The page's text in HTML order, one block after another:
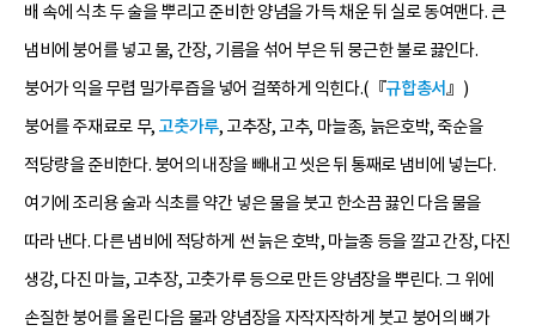
배 속에 식초 두 술을 뿌리고 준비한 양념을 가득 채운 뒤 실로 동여맨다. 큰
냄비에 붕어를 넣고 물, 간장, 기름을 섞어 부은 뒤 뭉근한 불로 끓인다.
붕어가 익을 무렵 밀가루즙을 넣어 걸쭉하게 익힌다.(『규합총서』)
붕어를 주재료로 무, 고춧가루, 고추장, 고추, 마늘종, 늙은호박, 죽순을
적당량을 준비한다. 붕어의 내장을 빼내고 씻은 뒤 통째로 냄비에 넣는다.
여기에 조리용 술과 식초를 약간 넣은 물을 붓고 한소끔 끓인 다음 물을
따라 낸다. 다른 냄비에 적당하게 썬 늙은 호박, 마늘종 등을 깔고 간장, 다진
생강, 다진 마늘, 고추장, 고춧가루 등으로 만든 양념장을 뿌린다. 그 위에
손질한 붕어를 올린 다음 물과 양념장을 자작자작하게 붓고 붕어의 뼈가